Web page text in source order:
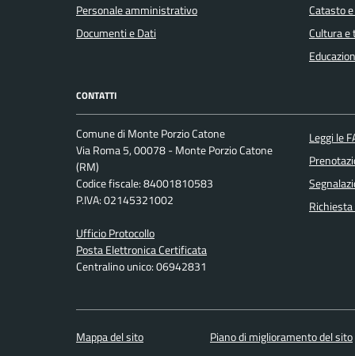
Personale amministrativo
Documenti e Dati
Catasto
Cultura e
CONTATTI
Comune di Monte Porzio Catone
Via Roma 5, 00078 - Monte Porzio Catone
(RM)
Codice fiscale: 84001810583
P.IVA: 02145321002
Ufficio Protocollo
Posta Elettronica Certificata
Centralino unico: 06942831
Leggi le
Mappa del sito Piano di miglioramento del sito